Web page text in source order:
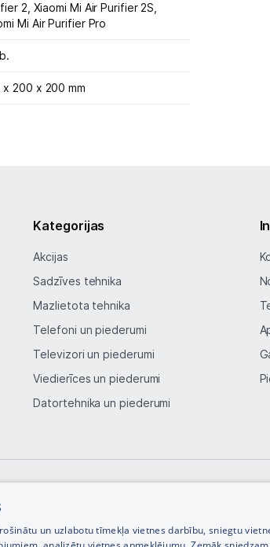
Blogs
Piegāde un apmaksa
Tehnikas izvešana
Kontakti
2, Xiaomi Mi Air Purifier 2S,
Mi Air Purifier Pro
x 200 x 200 mm
Kategorijas
Akcijas
Sadzīves tehnika
Mazlietota tehnika
Telefoni un piederumi
Televizori un piederumi
Viedierīces un piederumi
Datortehnika un piederumi
un uzlabotu tīmekļa vietnes darbību, sniegtu